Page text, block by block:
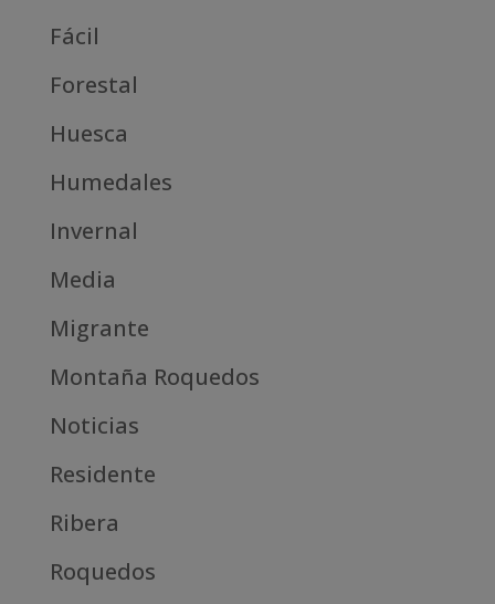
Fácil
Forestal
Huesca
Humedales
Invernal
Media
Migrante
Montaña Roquedos
Noticias
Residente
Ribera
Roquedos